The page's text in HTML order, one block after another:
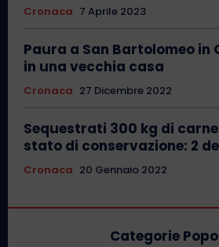
Cronaca 7 Aprile 2023
Paura a San Bartolomeo in
in una vecchia casa
Cronaca 27 Dicembre 2022
Sequestrati 300 kg di
stato di conservazione: 2
Cronaca 20 Gennaio 2022
Categorie